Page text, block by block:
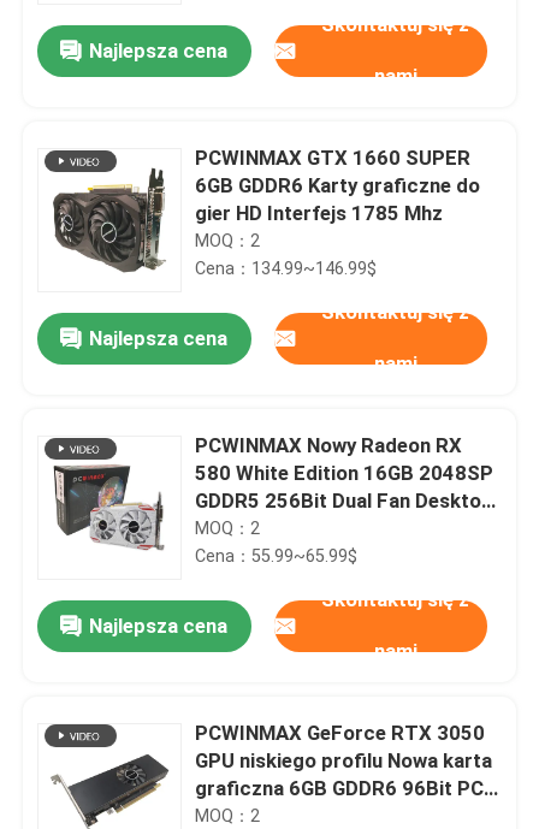
Najlepsza cena
Skontaktuj się z
nami
PCWINMAX GTX 1660 SUPER
6GB GDDR6 Karty graficzne do
gier HD Interfejs 1785 Mhz
MOQ：2
Cena：134.99~146.99$
Najlepsza cena
Skontaktuj się z
nami
PCWINMAX Nowy Radeon RX
580 White Edition 16GB 2048SP
GDDR5 256Bit Dual Fan Desktop
Graphics Card z HD DVI DP Port
GPU
MOQ：2
Cena：55.99~65.99$
Najlepsza cena
Skontaktuj się z
nami
PCWINMAX GeForce RTX 3050
GPU niskiego profilu Nowa karta
graficzna 6GB GDDR6 96Bit PCIe
4.0 HD DP Output dla PC
MOQ：2